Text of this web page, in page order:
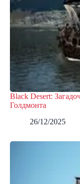
Black Desert:
Голдмонта
26/12/2025